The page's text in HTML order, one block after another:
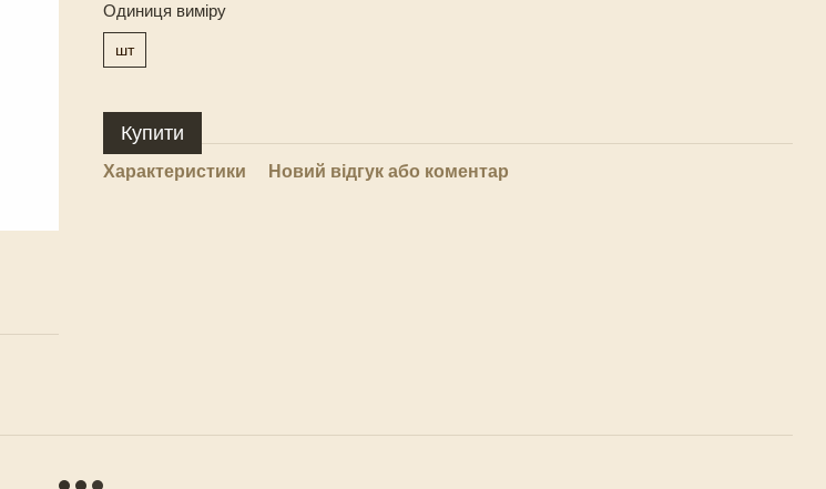
Одиниця виміру
шт
Купити
Характеристики Новий відгук або коментар